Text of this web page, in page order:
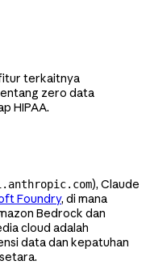
terkaitnya
zero data
HIPAA.
), Claude
Foundry, di mana
Bedrock dan
cloud adalah
data dan kepatuhan